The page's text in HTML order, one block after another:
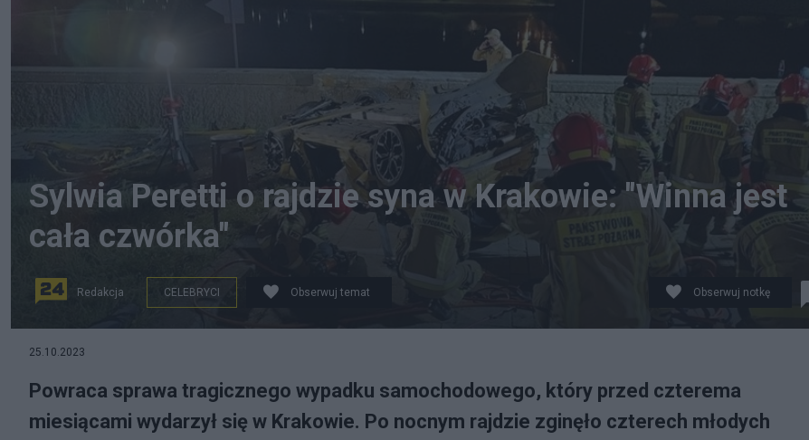
Sylwia Peretti o rajdzie syna w Krakowie: "Winna jest
cała czwórka"
Redakcja CELEBRYCI Obserwuj temat Obserwuj notkę
25.10.2023
Powraca sprawa tragicznego wypadku samochodowego, który przed czterema
miesiącami wydarzył się w Krakowie. Po nocnym rajdzie zginęło czterech młodych